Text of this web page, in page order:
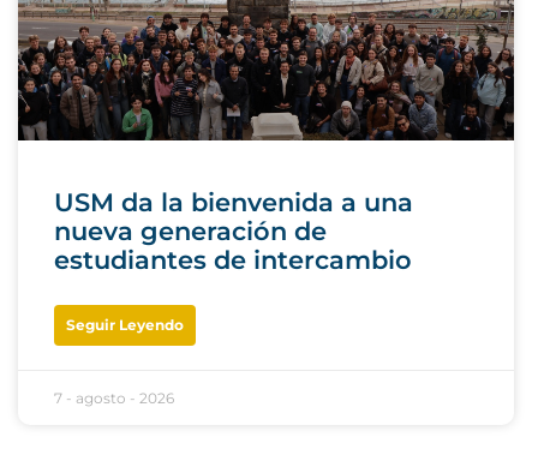
USM da la bienvenida a una
nueva generación de
estudiantes de intercambio
Seguir Leyendo
7 - agosto - 2026